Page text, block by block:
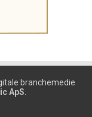
branchemedie
ApS.